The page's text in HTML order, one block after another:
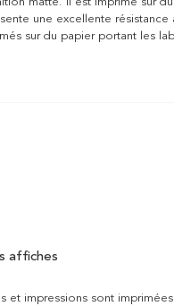
une excellente résistance
sur du papier portant les
affiches
et impressions sont